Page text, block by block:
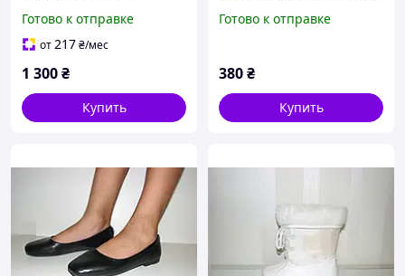
Готово к отправке
от217₴/мес
1 300₴
Купить
Готово к отправке
380₴
Купить